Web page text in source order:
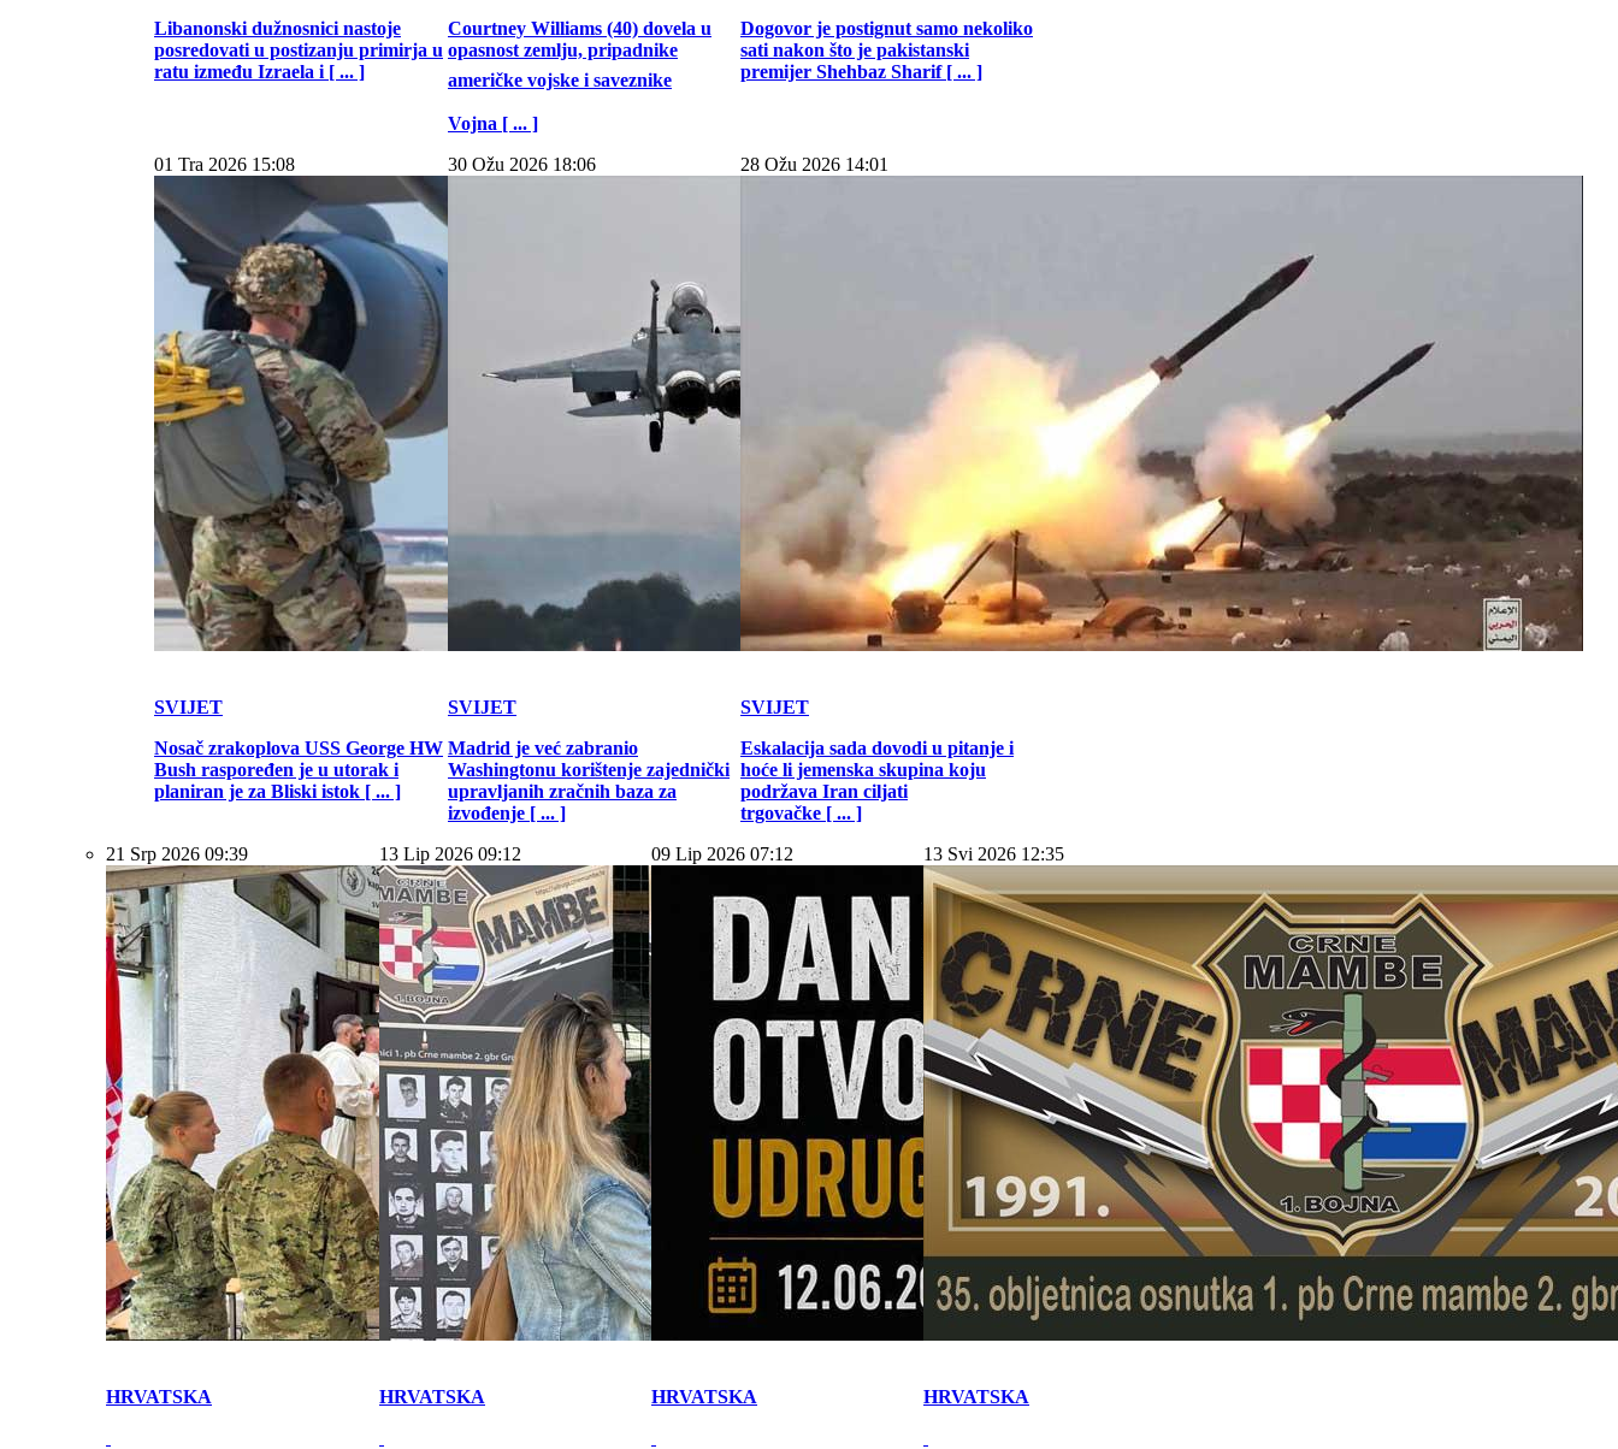
Libanonski dužnosnici nastoje
posredovati u postizanju primirja u
ratu između Izraela i [ ... ]
Courtney Williams (40) dovela u
opasnost zemlju, pripadnike
američke vojske i saveznike
Vojna [ ... ]
Dogovor je postignut samo nekoliko
sati nakon što je pakistanski
premijer Shehbaz Sharif [ ... ]
01 Tra 2026 15:08
SVIJET
Nosač zrakoplova USS George HW
Bush raspoređen je u utorak i
planiran je za Bliski istok [ ... ]
30 Ožu 2026 18:06
SVIJET
Madrid je već zabranio
Washingtonu korištenje zajednički
upravljanih zračnih baza za
izvođenje [ ... ]
28 Ožu 2026 14:01
SVIJET
Eskalacija sada dovodi u pitanje i
hoće li jemenska skupina koju
podržava Iran ciljati
trgovačke [ ... ]
21 Srp 2026 09:39
HRVATSKA
13 Lip 2026 09:12
HRVATSKA
09 Lip 2026 07:12
HRVATSKA
13 Svi 2026 12:35
HRVATSKA